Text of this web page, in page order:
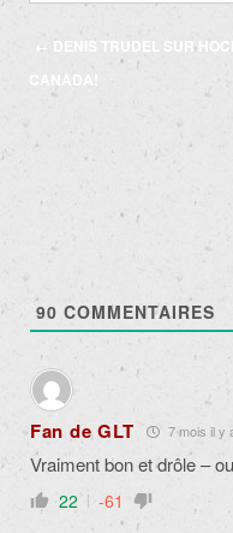
Navigation
des
← DENIS TRUDEL SUR
CANADA!
90 COMMENTAIRES
Fan de GLT 7 mois il y
Vraiment bon et drôle –
22 -61